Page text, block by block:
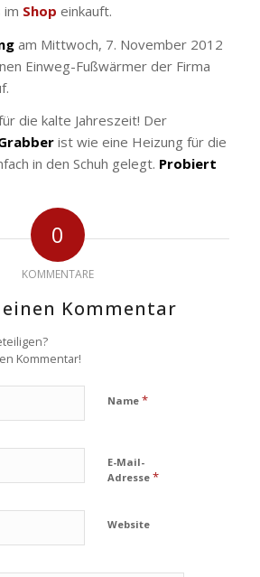
im Shop einkauft.
am Mittwoch, 7. November 2012
Einweg-Fußwärmer der Firma
die kalte Jahreszeit! Der
ist wie eine Heizung für die
in den Schuh gelegt. Probiert
0
KOMMENTARE
Kommentar
Kommentar!
Name *
E-Mail-
Adresse *
Website